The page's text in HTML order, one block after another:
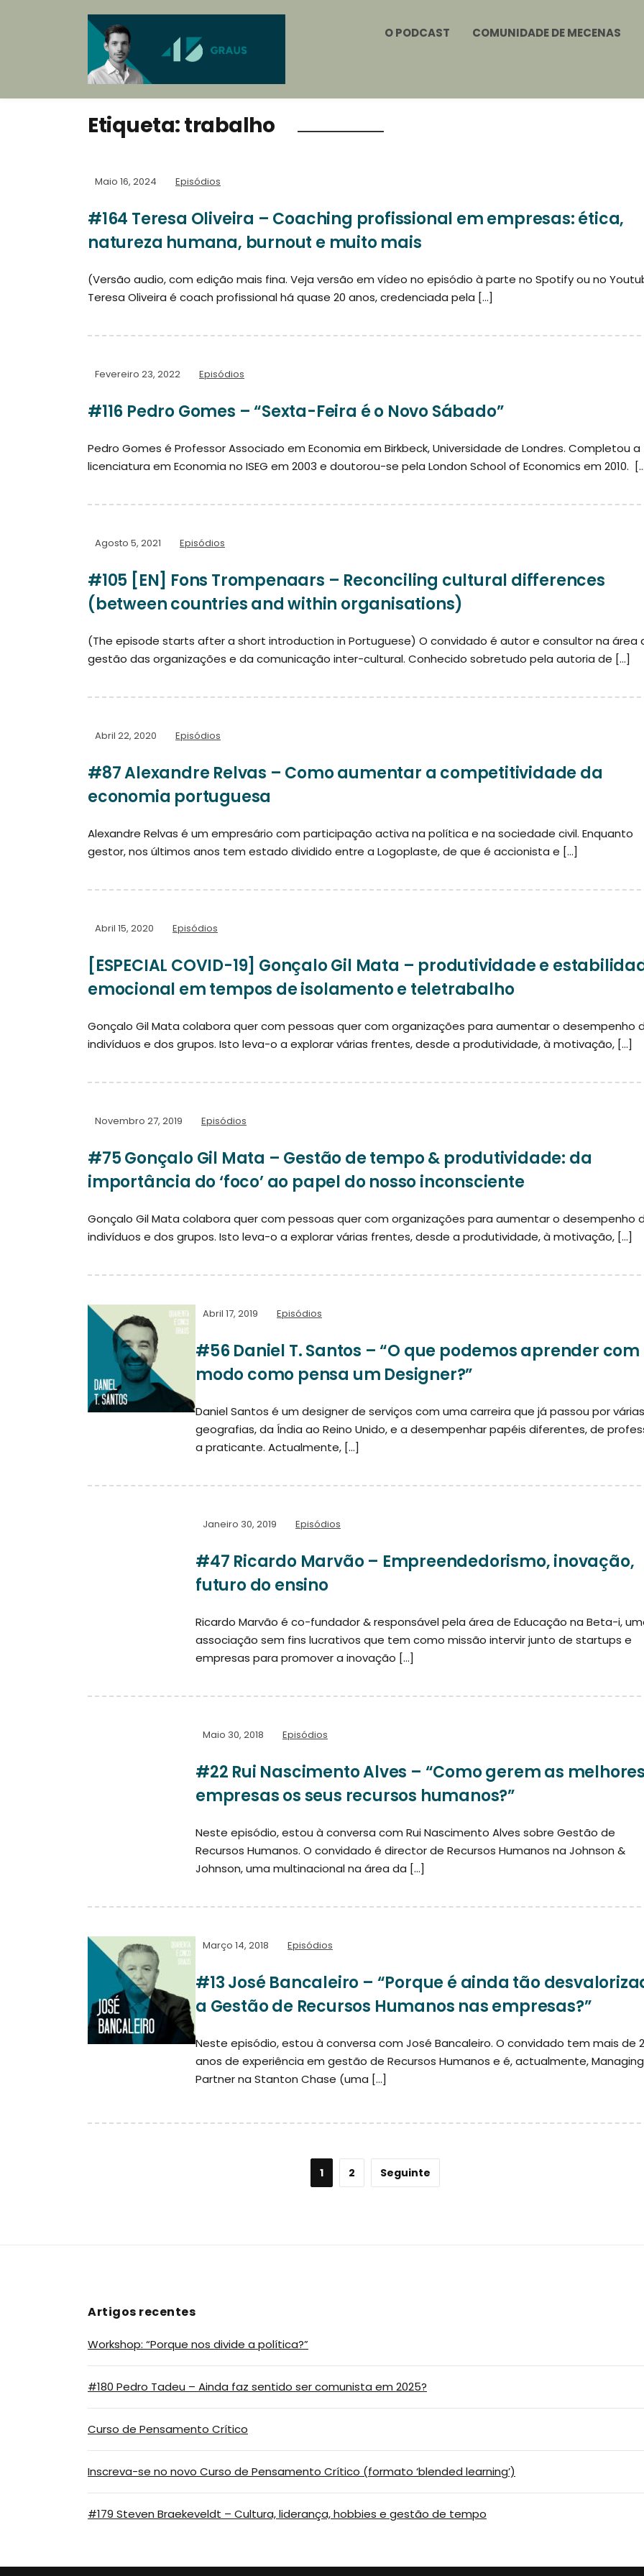
O PODCAST COMUNIDADE DE MECENAS
Etiqueta:trabalho
Maio 16, 2024 Episódios
#164 Teresa Oliveira – Coaching profissional em empresas: ética,
natureza humana, burnout e muito mais
(Versão audio, com edição mais fina. Veja versão em vídeo no episódio à parte no Spotify ou no
Teresa Oliveira é coach profissional há quase 20 anos, credenciada pela […]
Fevereiro 23, 2022 Episódios
#116 Pedro Gomes – “Sexta-Feira é o Novo Sábado”
Pedro Gomes é Professor Associado em Economia em Birkbeck, Universidade de Londres. Completou a
licenciatura em Economia no ISEG em 2003 e doutorou-se pela London School of Economics em 2010.
Agosto 5, 2021 Episódios
#105 [EN] Fons Trompenaars – Reconciling cultural differences
(between countries and within organisations)
(The episode starts after a short introduction in Portuguese) O convidado é autor e consultor na área
gestão das organizações e da comunicação inter-cultural. Conhecido sobretudo pela autoria de […]
Abril 22, 2020 Episódios
#87 Alexandre Relvas – Como aumentar a competitividade da
economia portuguesa
Alexandre Relvas é um empresário com participação activa na política e na sociedade civil. Enquanto
gestor, nos últimos anos tem estado dividido entre a Logoplaste, de que é accionista e […]
Abril 15, 2020 Episódios
[ESPECIAL COVID-19] Gonçalo Gil Mata – produtividade e
emocional em tempos de isolamento e teletrabalho
Gonçalo Gil Mata colabora quer com pessoas quer com organizações para aumentar o desempenho
indivíduos e dos grupos. Isto leva-o a explorar várias frentes, desde a produtividade, à motivação, […]
Novembro 27, 2019 Episódios
#75 Gonçalo Gil Mata – Gestão de tempo & produtividade: da
importância do ‘foco’ ao papel do nosso inconsciente
Gonçalo Gil Mata colabora quer com pessoas quer com organizações para aumentar o desempenho
indivíduos e dos grupos. Isto leva-o a explorar várias frentes, desde a produtividade, à motivação, […]
Abril 17, 2019 Episódios
#56 Daniel T. Santos – “O que podemos aprender com
modo como pensa um Designer?”
Daniel Santos é um designer de serviços com uma carreira que já passou por várias
geografias, da Índia ao Reino Unido, e a desempenhar papéis diferentes, de
a praticante. Actualmente, […]
Janeiro 30, 2019 Episódios
#47 Ricardo Marvão – Empreendedorismo, inovação,
futuro do ensino
Ricardo Marvão é co-fundador & responsável pela área de Educação na Beta-i,
associação sem fins lucrativos que tem como missão intervir junto de startups e
empresas para promover a inovação […]
Maio 30, 2018 Episódios
#22 Rui Nascimento Alves – “Como gerem as
empresas os seus recursos humanos?”
Neste episódio, estou à conversa com Rui Nascimento Alves sobre Gestão de
Recursos Humanos. O convidado é director de Recursos Humanos na Johnson &
Johnson, uma multinacional na área da […]
Março 14, 2018 Episódios
#13 José Bancaleiro – “Porque é ainda tão
a Gestão de Recursos Humanos nas empresas?”
Neste episódio, estou à conversa com José Bancaleiro. O convidado tem mais de
anos de experiência em gestão de Recursos Humanos e é, actualmente, Managing
Partner na Stanton Chase (uma […]
1 2 Seguinte
Artigos recentes
Workshop: “Porque nos divide a política?”
#180 Pedro Tadeu – Ainda faz sentido ser comunista em 2025?
Curso de Pensamento Crítico
Inscreva-se no novo Curso de Pensamento Crítico (formato ‘blended learning’)
#179 Steven Braekeveldt – Cultura, liderança, hobbies e gestão de tempo